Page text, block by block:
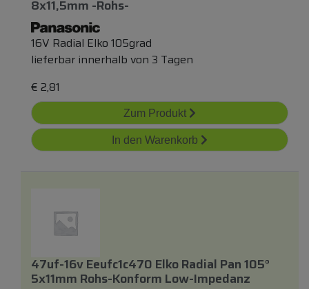
8x11,5mm -rohs-
16V Radial Elko 105grad
lieferbar innerhalb von 3 Tagen
€ 2,81
Zum Produkt
In den Warenkorb
47uf-16v Eeufc1c470 Elko Radial Pan 105°
5x11mm Rohs-Konform Low-Impedanz